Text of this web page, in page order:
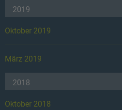
2019
Oktober 2019
März 2019
2018
Oktober 2018